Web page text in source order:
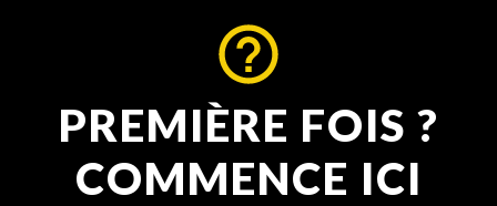
PREMIÈRE FOIS ?
COMMENCE ICI